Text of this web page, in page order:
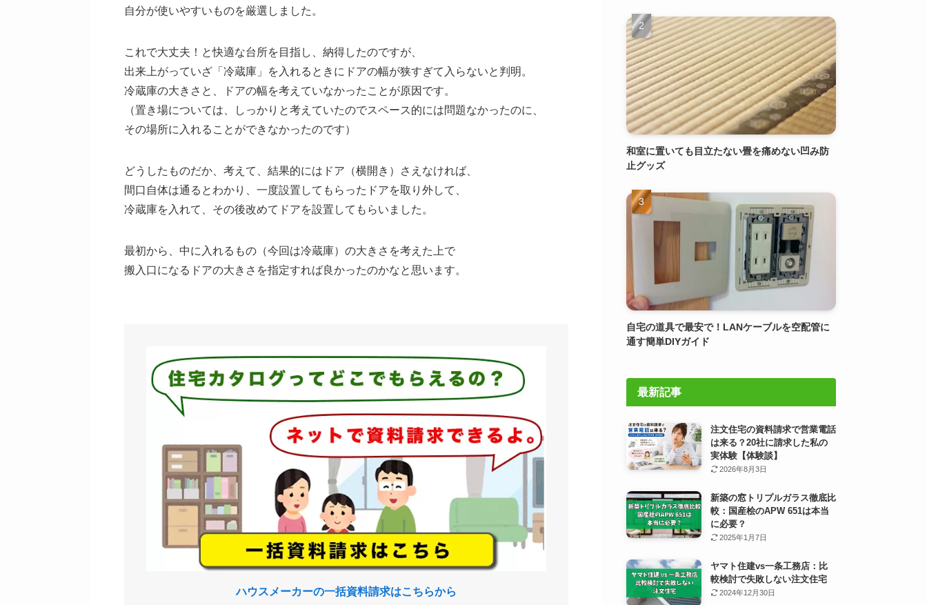
自分が使いやすいものを厳選しました。
これで大丈夫！と快適な台所を目指し、納得したのですが、
出来上がっていざ「冷蔵庫」を入れるときにドアの幅が狭すぎて入らないと判明。
冷蔵庫の大きさと、ドアの幅を考えていなかったことが原因です。
（置き場については、しっかりと考えていたのでスペース的には問題なかったのに、
その場所に入れることができなかったのです）
どうしたものだか、考えて、結果的にはドア（横開き）さえなければ、
間口自体は通るとわかり、一度設置してもらったドアを取り外して、
冷蔵庫を入れて、その後改めてドアを設置してもらいました。
最初から、中に入れるもの（今回は冷蔵庫）の大きさを考えた上で
搬入口になるドアの大きさを指定すれば良かったのかなと思います。
ハウスメーカーの一括資料請求はこちらから
和室に置いても目立たない畳を痛めない凹み防
止グッズ
自宅の道具で最安で！LANケーブルを空配管に
通す簡単DIYガイド
最新記事
注文住宅の資料請求で営業電話
は来る？20社に請求した私の
実体験【体験談】
2026年8月3日
新築の窓トリプルガラス徹底比
較：国産桧のAPW 651は本当
に必要？
2025年1月7日
ヤマト住建vs一条工務店：比
較検討で失敗しない注文住宅
2024年12月30日